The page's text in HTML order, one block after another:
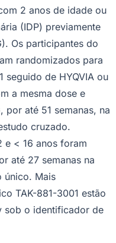
2 anos de idade ou
(IDP) previamente
Os participantes do
randomizados para
seguido de HYQVIA ou
a mesma dose e
por até 51 semanas, na
cruzado.
e < 16 anos foram
até 27 semanas na
único. Mais
TAK-881-3001 estão
sob o identificador de